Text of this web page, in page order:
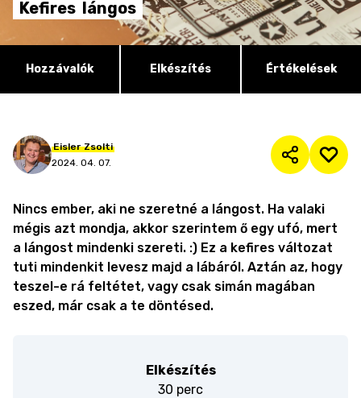
Kefires lángos
Hozzávalók Elkészítés Értékelések
Eisler Zsolti
2024. 04. 07.
Nincs ember, aki ne szeretné a lángost. Ha valaki
mégis azt mondja, akkor szerintem ő egy ufó, mert
a lángost mindenki szereti. :) Ez a kefires változat
tuti mindenkit levesz majd a lábáról. Aztán az, hogy
teszel-e rá feltétet, vagy csak simán magában
eszed, már csak a te döntésed.
Elkészítés
30 perc